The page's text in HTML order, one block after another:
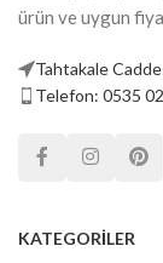
ürün ve uygun
Tahtakale
Telefon: 0535
KATEGORILER